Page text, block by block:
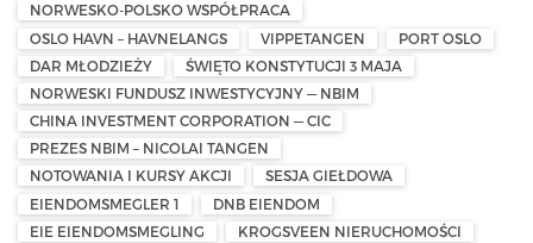
NORWESKO-POLSKO WSPÓŁPRACA
OSLO HAVN – HAVNELANGS
VIPPETANGEN
PORT OSLO
DAR MŁODZIEŻY
ŚWIĘTO KONSTYTUCJI 3 MAJA
NORWESKI FUNDUSZ INWESTYCYJNY — NBIM
CHINA INVESTMENT CORPORATION — CIC
PREZES NBIM – NICOLAI TANGEN
NOTOWANIA I KURSY AKCJI
SESJA GIEŁDOWA
EIENDOMSMEGLER 1
DNB EIENDOM
EIE EIENDOMSMEGLING
KROGSVEEN NIERUCHOMOŚCI